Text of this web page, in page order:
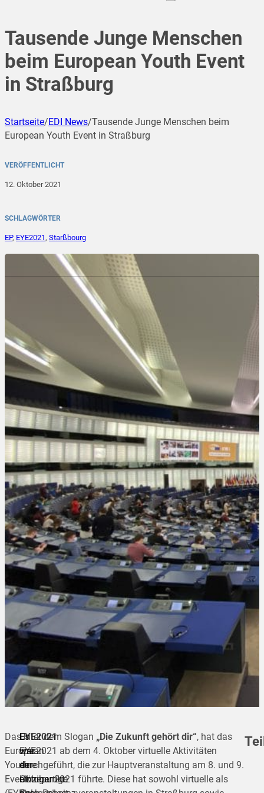
Tausende Junge Menschen
beim European Youth Event
in Straßburg
Startseite/EDI News/Tausende Junge Menschen beim
European Youth Event in Straßburg
VERÖFFENTLICHT
12. Oktober 2021
SCHLAGWÖRTER
EP, EYE2021, Starßbourg
Das
European
Youth
Event
EYE2021
war
der
Höhepunkt
Es
war
eine
einzigartige
Unter dem Slogan „Die Zukunft gehört dir“, hat das
EYE2021 ab dem 4. Oktober virtuelle Aktivitäten
durchgeführt, die zur Hauptveranstaltung am 8. und 9.
Oktober 2021 führte. Diese hat sowohl virtuelle als